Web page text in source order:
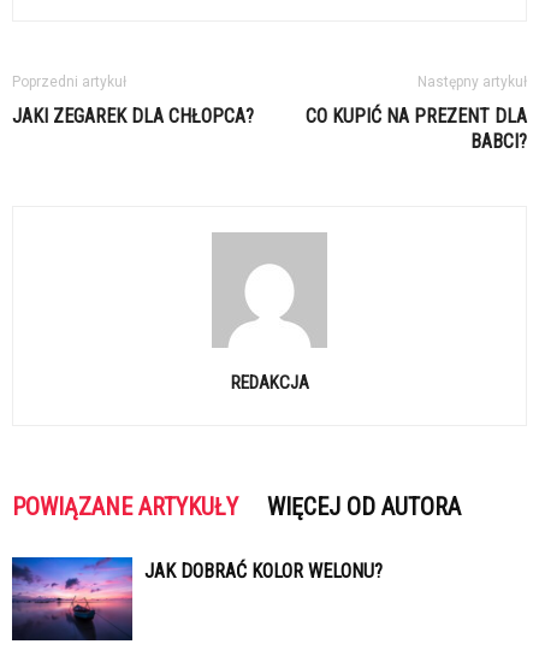
Poprzedni artykuł
JAKI ZEGAREK DLA CHŁOPCA?
Następny artykuł
CO KUPIĆ NA PREZENT DLA
BABCI?
REDAKCJA
POWIĄZANE ARTYKUŁY WIĘCEJ OD AUTORA
JAK DOBRAĆ KOLOR WELONU?